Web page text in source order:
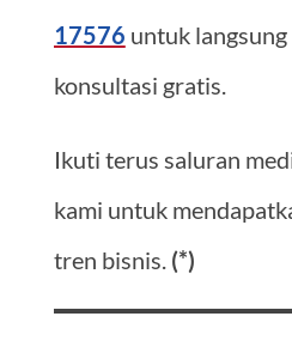
17576 untuk
konsultasi gratis.
Ikuti terus saluran
kami untuk
tren bisnis. (*)